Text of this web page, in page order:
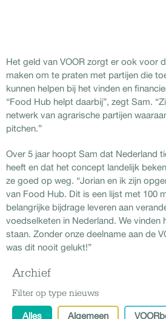
Het geld van VOOR zorgt er ook voor
maken om te praten met partijen die
kunnen helpen bij het vinden en
“Food Hub helpt daarbij”, zegt Sam.
netwerk van agrarische partijen
pitchen.”
Over 5 jaar hoopt Sam dat Nederland
heeft en dat het concept landelijk
ze goed op weg. “Jorian en ik zijn
van Food Hub. Dit is een lijst met 100
belangrijke bijdrage leveren aan
voedselketen in Nederland. We vinden
staan. Zonder onze deelname aan de
was dit nooit gelukt!”
Archief
Filter op type nieuws
Alles Algemeen